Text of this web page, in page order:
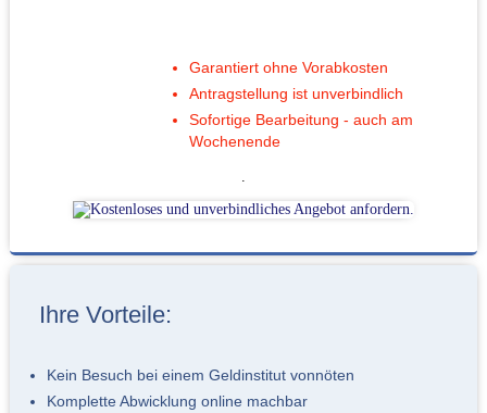
Garantiert ohne Vorabkosten
Antragstellung ist unverbindlich
Sofortige Bearbeitung - auch am
Wochenende
.
Ihre Vorteile:
Kein Besuch bei einem Geldinstitut vonnöten
Komplette Abwicklung online machbar